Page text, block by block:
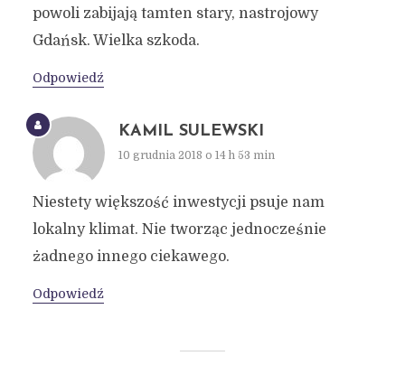
powoli zabijają tamten stary, nastrojowy
Gdańsk. Wielka szkoda.
Odpowiedź
KAMIL SULEWSKI
10 grudnia 2018 o 14 h 53 min
Niestety większość inwestycji psuje nam
lokalny klimat. Nie tworząc jednocześnie
żadnego innego ciekawego.
Odpowiedź